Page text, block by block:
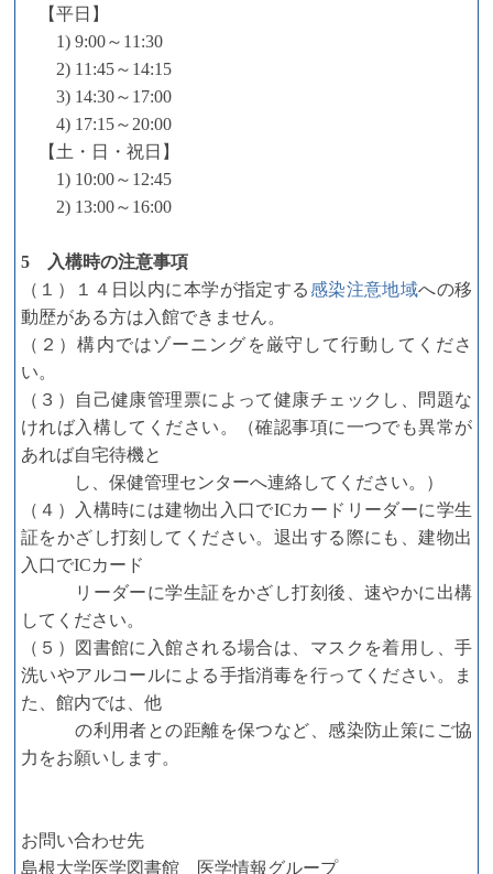
【平日】
1) 9:00～11:30
2) 11:45～14:15
3) 14:30～17:00
4) 17:15～20:00
【土・日・祝日】
1) 10:00～12:45
2) 13:00～16:00
5 入構時の注意事項
（１）１４日以内に本学が指定する感染注意地域への移
動歴がある方は入館できません。
（２）構内ではゾーニングを厳守して行動してくださ
い。
（３）自己健康管理票によって健康チェックし、問題な
ければ入構してください。（確認事項に一つでも異常が
あれば自宅待機と
し、保健管理センターへ連絡してください。）
（４）入構時には建物出入口でICカードリーダーに学生
証をかざし打刻してください。退出する際にも、建物出
入口でICカード
リーダーに学生証をかざし打刻後、速やかに出構
してください。
（５）図書館に入館される場合は、マスクを着用し、手
洗いやアルコールによる手指消毒を行ってください。ま
た、館内では、他
の利用者との距離を保つなど、感染防止策にご協
力をお願いします。
お問い合わせ先
島根大学医学図書館 医学情報グループ